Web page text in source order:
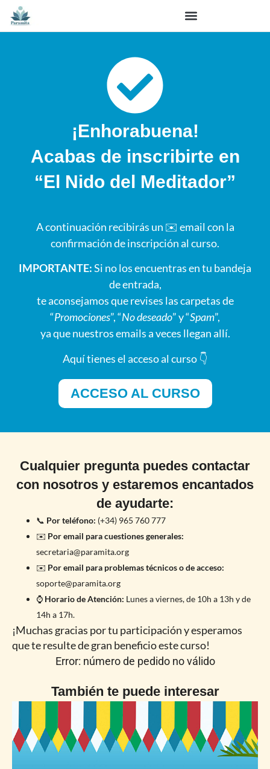
¡Enhorabuena!
Acabas de inscribirte en
“El Nido del Meditador”
A continuación recibirás un ✉️ email con la
confirmación de inscripción al curso.
IMPORTANTE:Si no los encuentras en tu bandeja
de entrada,
te aconsejamos que revises las carpetas de
“Promociones”, “No deseado” y “Spam”,
ya que nuestros emails a veces llegan allí.
Aquí tienes el acceso al curso 👇
ACCESO AL CURSO
Cualquier pregunta puedes contactar
con nosotros y estaremos encantados
de ayudarte:
📞 Por teléfono: (+34) 965 760 777
✉️ Por email para cuestiones generales:
secretaria@paramita.org
✉️ Por email para problemas técnicos o de acceso:
soporte@paramita.org
⌚ Horario de Atención: Lunes a viernes, de 10h a 13h y de
14h a 17h.
¡Muchas gracias por tu participación y esperamos
que te resulte de gran beneficio este curso!
Error: número de pedido no válido
También te puede interesar